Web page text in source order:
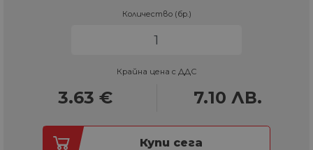
Количество (бр.)
Крайна цена с ДДС
3.63 € 7.10 ЛВ.
Купи сега